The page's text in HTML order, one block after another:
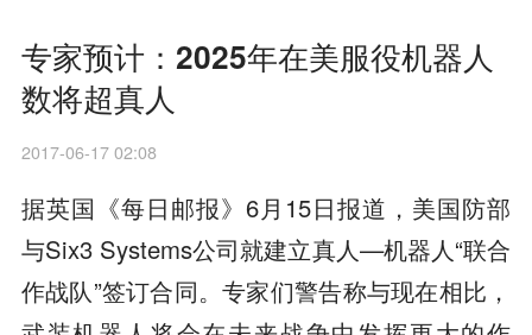
专家预计：2025年在美服役机器人
数将超真人
2017-06-17 02:08
据英国《每日邮报》6月15日报道，美国防部
与Six3 Systems公司就建立真人—机器人“联合
作战队”签订合同。专家们警告称与现在相比，